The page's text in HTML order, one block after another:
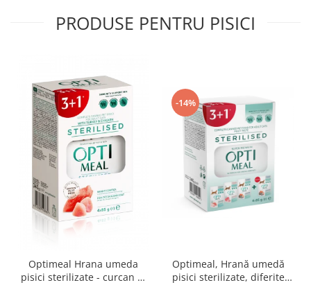
PRODUSE PENTRU PISICI
Optimeal Hrana umeda
pisici sterilizate - curcan si
-14%
Optimeal, Hrană umedă
pisici sterilizate, diferite